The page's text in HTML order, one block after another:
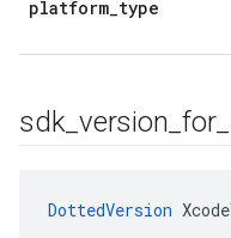
platform_type
sdk_version _for_
DottedVersion